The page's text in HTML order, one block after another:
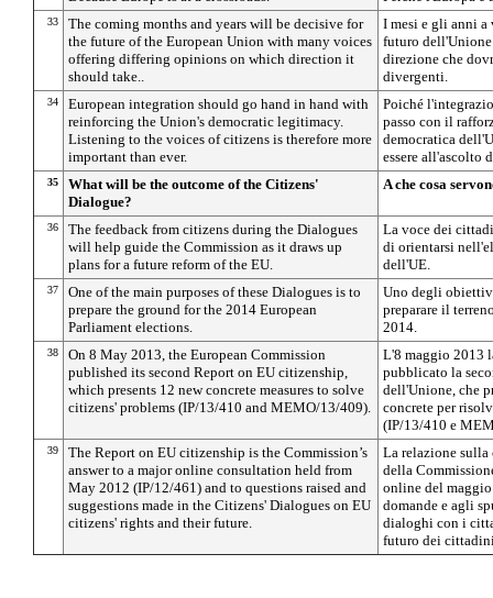
33
The coming months and years will be decisive for
the future of the European Union with many voices
offering differing opinions on which direction it
should take..
I mesi e gli anni a
futuro dell'Unione
direzione che
divergenti.
34
European integration should go hand in hand with
reinforcing the Union's democratic legitimacy.
Listening to the voices of citizens is therefore more
important than ever.
Poiché
passo con il
democratica
essere all'ascolto
35
What will be the outcome of the Citizens'
Dialogue?
A che cosa
36
The feedback from citizens during the Dialogues
will help guide the Commission as it draws up
plans for a future reform of the EU.
La voce dei
di orientarsi
dell'UE.
37
One of the main purposes of these Dialogues is to
prepare the ground for the 2014 European
Parliament elections.
Uno degli
preparare il
2014.
38
On 8 May 2013, the European Commission
published its second Report on EU citizenship,
which presents 12 new concrete measures to solve
citizens' problems (IP/13/410 and MEMO/13/409).
L'8 maggio 2013
pubblicato la
dell'Unione, che
concrete per
(IP/13/410 e
39
The Report on EU citizenship is the Commission’s
answer to a major online consultation held from
May 2012 (IP/12/461) and to questions raised and
suggestions made in the Citizens' Dialogues on EU
citizens' rights and their future.
La relazione sulla
della
online del
domande e agli
dialoghi con i
futuro dei